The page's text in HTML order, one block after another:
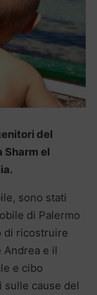
del
Sharm el
sono stati
di Palermo
di ricostruire
Andrea e il
e cibo
sulle cause del